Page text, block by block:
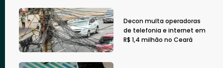
Decon multa operadoras
de telefonia e internet em
R$ 1,4 milhão no Ceará